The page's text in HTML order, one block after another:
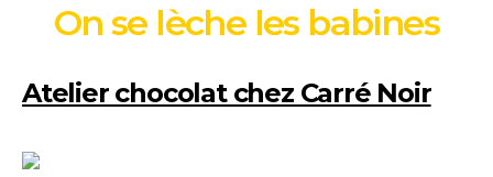
On se lèche les babines
Atelier chocolat chez Carré Noir